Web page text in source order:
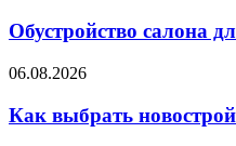
Обустройство салона
06.08.2026
Как выбрать